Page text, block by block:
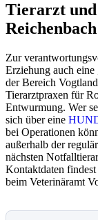
Tierarzt
Zur
Erziehung auch
der Bereich
Tierarztpraxen für
Entwurmung. Wer
sich über eine
bei Operationen
außerhalb der
nächsten
Kontaktdaten
beim Veterinäramt